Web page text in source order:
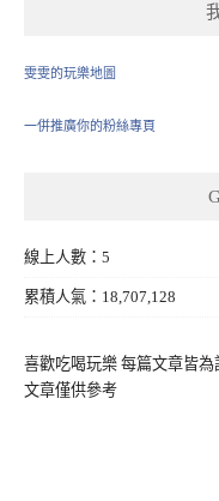
雯雯的玩樂地圖
一併推廣你的粉絲專頁
線上人數：5
累積人氣：18,707,128
喜歡吃喝玩樂 每篇文章皆
文章僅供參考